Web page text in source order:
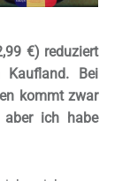
€) reduziert
Bei
kommt zwar
ich habe